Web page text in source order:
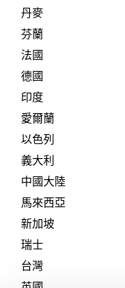
丹麥
芬蘭
法國
德國
印度
愛爾蘭
以色列
義大利
中國大陸
馬來西亞
新加坡
瑞士
台灣